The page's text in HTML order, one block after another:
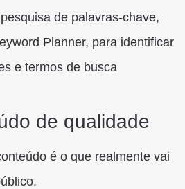
de palavras-chave,
Planner, para identificar
e termos de busca
de qualidade
é o que realmente vai